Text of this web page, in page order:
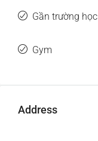
Gần trường học
Gym
Address